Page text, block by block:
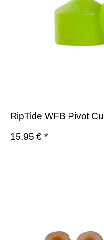
RipTide WFB Pivot
15,95 € *